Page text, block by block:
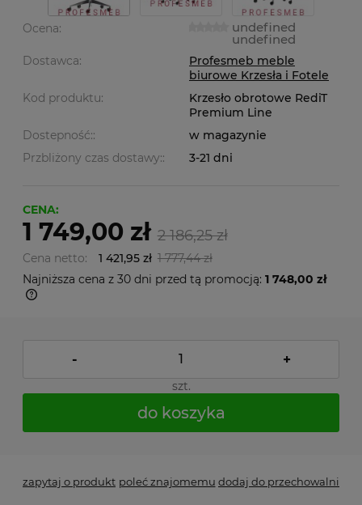
Ocena: undefined
undefined
Dostawca:
Profesmeb meble
biurowe Krzesła i Fotele
Kod produktu:
Krzesło obrotowe RediT
Premium Line
Dostepność::
w magazynie
Przbliżony czas dostawy::
3-21 dni
CENA:
1 749,00 zł 2 186,25 zł
Cena netto: 1 421,95 zł 1 777,44 zł
Najniższa cena z 30 dni przed tą promocją: 1 748,00 zł
- +
szt.
do koszyka
zapytaj o produkt poleć znajomemu dodaj do przechowalni